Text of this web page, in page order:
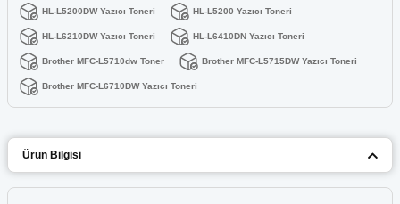
HL-L5200DW Yazıcı Toneri HL-L5200 Yazıcı Toneri
HL-L6210DW Yazıcı Toneri HL-L6410DN Yazıcı Toneri
Brother MFC-L5710dw Toner Brother MFC-L5715DW Yazıcı Toneri
Brother MFC-L6710DW Yazıcı Toneri
Ürün Bilgisi